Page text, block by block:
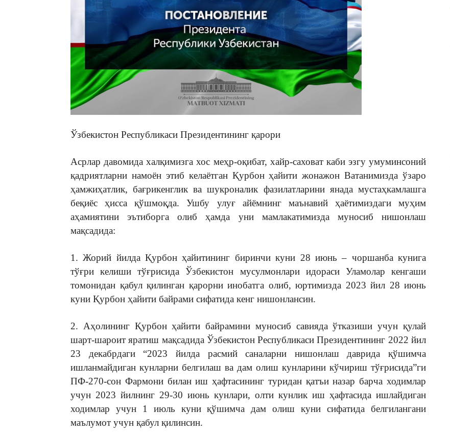
Ўзбекистон Республикаси Президентининг қарори
Асрлар давомида халқимизга хос меҳр-оқибат, хайр-саховат каби эзгу умуминсоний
қадриятларни намоён этиб келаётган Қурбон ҳайити жонажон Ватанимизда ўзаро
ҳамжиҳатлик, бағрикенглик ва шукроналик фазилатларини янада мустаҳкамлашга
беқиёс ҳисса қўшмоқда. Ушбу улуғ айёмнинг маънавий ҳаётимиздаги муҳим
аҳамиятини эътиборга олиб ҳамда уни мамлакатимизда муносиб нишонлаш
мақсадида:
1. Жорий йилда Қурбон ҳайитининг биринчи куни 28 июнь – чоршанба кунига
тўғри келиши тўғрисида Ўзбекистон мусулмонлари идораси Уламолар кенгаши
томонидан қабул қилинган қарорни инобатга олиб, юртимизда 2023 йил 28 июнь
куни Қурбон ҳайити байрами сифатида кенг нишонлансин.
2. Аҳолининг Қурбон ҳайити байрамини муносиб савияда ўтказиши учун қулай
шарт-шароит яратиш мақсадида Ўзбекистон Республикаси Президентининг 2022 йил
23 декабрдаги “2023 йилда расмий саналарни нишонлаш даврида қўшимча
ишланмайдиган кунларни белгилаш ва дам олиш кунларини кўчириш тўғрисида”ги
ПФ-270-сон Фармони билан иш ҳафтасининг туридан қатъи назар барча ходимлар
учун 2023 йилнинг 29-30 июнь кунлари, олти кунлик иш ҳафтасида ишлайдиган
ходимлар учун 1 июль куни қўшимча дам олиш куни сифатида белгилангани
маълумот учун қабул қилинсин.